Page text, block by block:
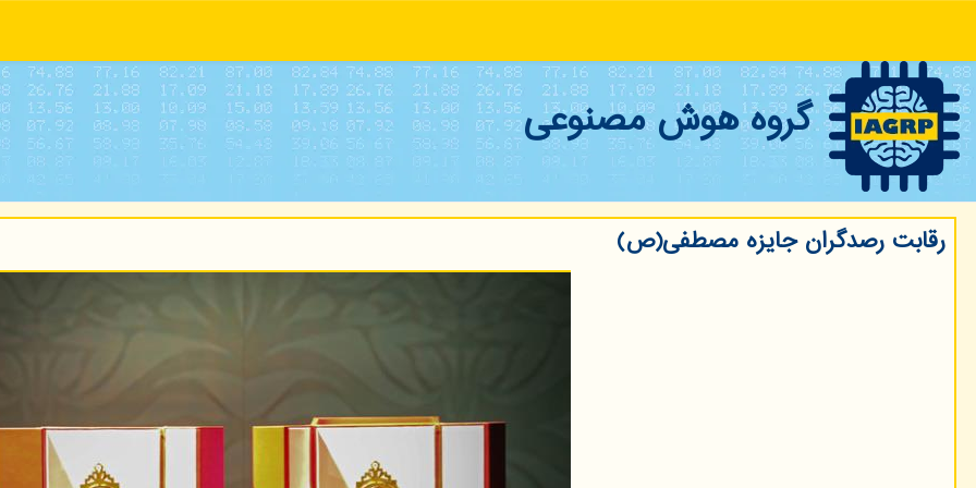
گروه هوش مصنوعی
رقابت رصدگران جایزه مصطفی(ص)